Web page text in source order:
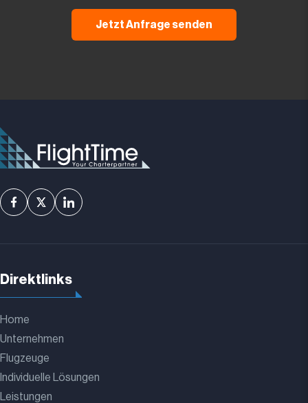
Jetzt Anfrage senden
Direktlinks
Home
Unternehmen
Flugzeuge
Individuelle Lösungen
Leistungen